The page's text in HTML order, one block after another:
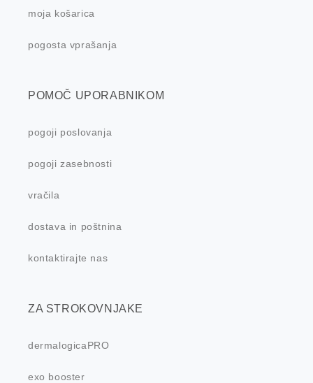
moja košarica
pogosta vprašanja
POMOČ UPORABNIKOM
pogoji poslovanja
pogoji zasebnosti
vračila
dostava in poštnina
kontaktirajte nas
ZA STROKOVNJAKE
dermalogicaPRO
exo booster